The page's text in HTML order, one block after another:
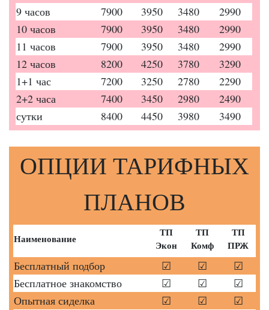
9 часов
7900 3950 3480
2990
10 часов
7900 3950 3480
2990
11 часов
7900 3950 3480
2990
12 часов
8200 4250 3780
3290
1+1 час
7200 3250 2780
2290
2+2 часа
7400 3450 2980
2490
сутки
8400 4450 3980 3490
ОПЦИИ ТАРИФНЫХ
ПЛАНОВ
Наименование
ТП
Экон
ТП
Комф
ТП
ПРЖ
Бесплатный подбор ☑ ☑
☑
Бесплатное знакомство
☑ ☑
☑
Опытная сиделка
☑ ☑
☑